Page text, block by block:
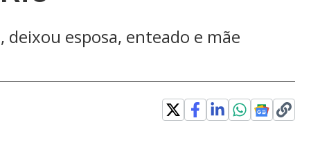
deixou esposa, enteado e mãe